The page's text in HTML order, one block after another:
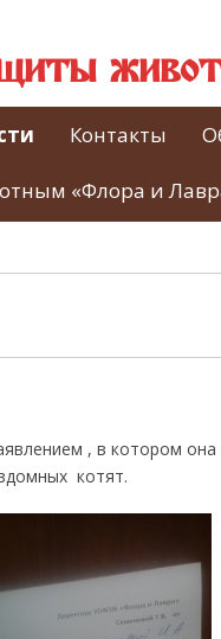
Контакты
«Флора и
, в котором
котят.